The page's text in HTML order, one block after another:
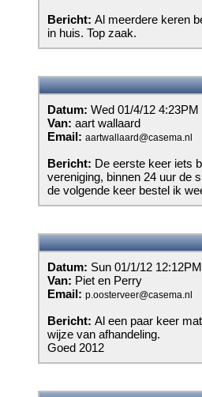
Bericht: Al meerdere keren
in huis. Top zaak.
Datum: Wed 01/4/12 4:23PM
Van: aart wallaard
Email: aartwallaard@casema.nl
Bericht: De eerste keer iets
vereniging, binnen 24 uur de
de volgende keer bestel ik
Datum: Sun 01/1/12 12:12PM
Van: Piet en Perry
Email: p.oosterveer@casema.nl
Bericht: Al een paar keer
wijze van afhandeling.
Goed 2012